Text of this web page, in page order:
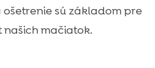
sú základom pre
mačiatok.